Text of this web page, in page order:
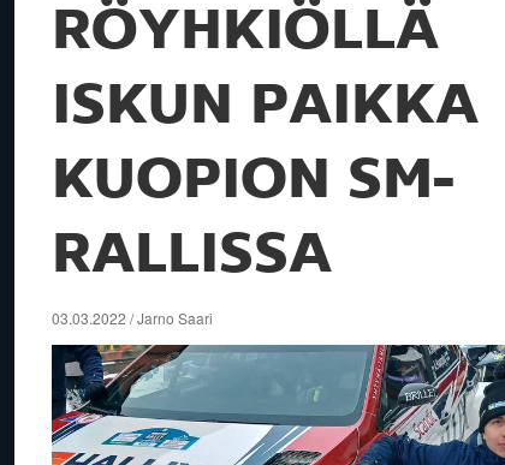
RÖYHKIÖLLÄ
ISKUN PAIKKA
KUOPION SM-
RALLISSA
03.03.2022 / Jarno Saari